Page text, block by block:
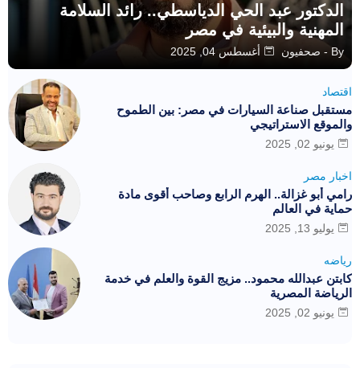
الدكتور عبد الحي الدياسطي.. رائد السلامة
المهنية والبيئية في مصر
By - صحفيون أغسطس 04, 2025
اقتصاد
مستقبل صناعة السيارات في مصر: بين الطموح
والموقع الاستراتيجي
يونيو 02, 2025
اخبار مصر
رامي أبو غزالة.. الهرم الرابع وصاحب أقوى مادة
حماية في العالم
يوليو 13, 2025
رياضه
كابتن عبدالله محمود.. مزيج القوة والعلم في خدمة
الرياضة المصرية
يونيو 02, 2025